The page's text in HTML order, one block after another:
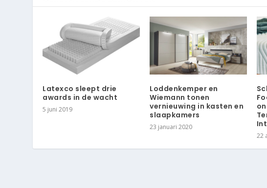
Latexco sleept drie
awards in de wacht
5 juni 2019
Loddenkemper en
Wiemann tonen
vernieuwing in kasten en
slaapkamers
23 januari 2020
22